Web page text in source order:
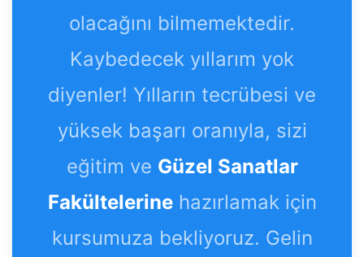
olacağını bilmemektedir.
Kaybedecek yıllarım yok
diyenler! Yılların tecrübesi ve
yüksek başarı oranıyla, sizi
eğitim ve Güzel Sanatlar
Fakültelerinehazırlamak için
kursumuza bekliyoruz. Gelin